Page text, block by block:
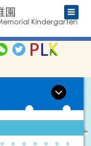
園
Kindergarten